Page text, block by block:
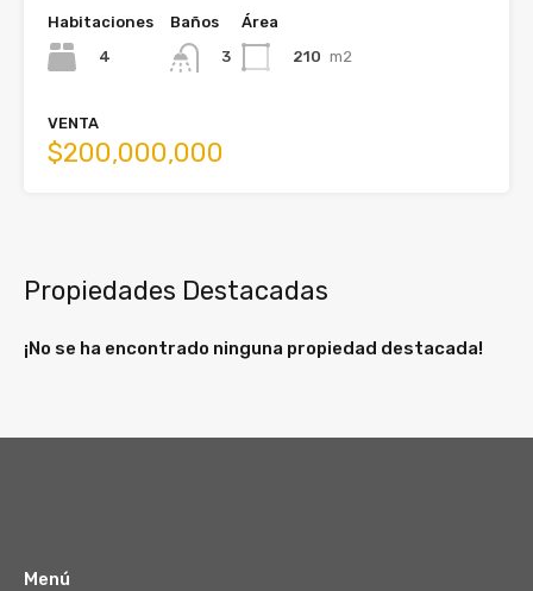
Habitaciones
4
Baños
3
Área
210 m2
VENTA
$200,000,000
Propiedades Destacadas
¡No se ha encontrado ninguna propiedad destacada!
Menú